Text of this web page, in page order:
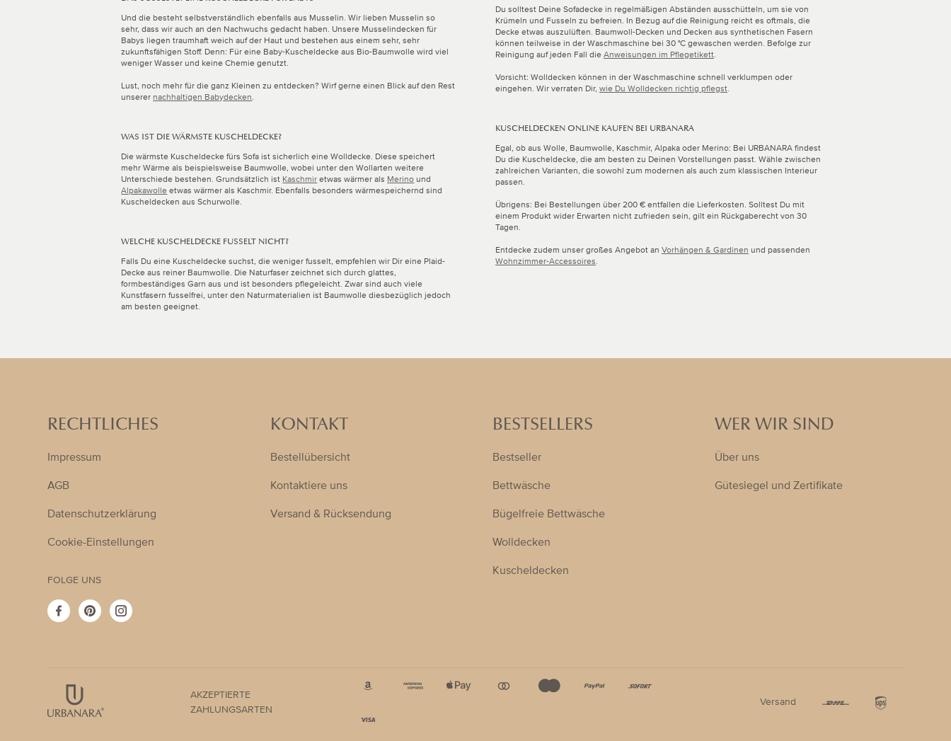
Und die besteht selbstverständlich ebenfalls aus Musselin. Wir lieben Musselin so
sehr, dass wir auch an den Nachwuchs gedacht haben. Unsere Musselindecken für
Babys liegen traumhaft weich auf der Haut und bestehen aus einem sehr, sehr
zukunftsfähigen Stoff. Denn: Für eine Baby-Kuscheldecke aus Bio-Baumwolle wird viel
weniger Wasser und keine Chemie genutzt.
Lust, noch mehr für die ganz Kleinen zu entdecken? Wirf gerne einen Blick auf den Rest
unserer nachhaltigen Babydecken.
WAS IST DIE WÄRMSTE KUSCHELDECKE?
Die wärmste Kuscheldecke fürs Sofa ist sicherlich eine Wolldecke. Diese speichert
mehr Wärme als beispielsweise Baumwolle, wobei unter den Wollarten weitere
Unterschiede bestehen. Grundsätzlich ist Kaschmir etwas wärmer als Merino und
Alpakawolle etwas wärmer als Kaschmir. Ebenfalls besonders wärmespeichernd sind
Kuscheldecken aus Schurwolle.
WELCHE KUSCHELDECKE FUSSELT NICHT?
Falls Du eine Kuscheldecke suchst, die weniger fusselt, empfehlen wir Dir eine Plaid-
Decke aus reiner Baumwolle. Die Naturfaser zeichnet sich durch glattes,
formbeständiges Garn aus und ist besonders pflegeleicht. Zwar sind auch viele
Kunstfasern fusselfrei, unter den Naturmaterialien ist Baumwolle diesbezüglich jedoch
am besten geeignet.
Du solltest Deine Sofadecke in regelmäßigen Abständen ausschütteln, um sie von
Krümeln und Fusseln zu befreien. In Bezug auf die Reinigung reicht es oftmals, die
Decke etwas auszulüften. Baumwoll-Decken und Decken aus synthetischen Fasern
können teilweise in der Waschmaschine bei 30 °C gewaschen werden. Befolge zur
Reinigung auf jeden Fall die Anweisungen im Pflegetikett.
Vorsicht: Wolldecken können in der Waschmaschine schnell verklumpen oder
eingehen. Wir verraten Dir, wie Du Wolldecken richtig pflegst.
KUSCHELDECKEN ONLINE KAUFEN BEI URBANARA
Egal, ob aus Wolle, Baumwolle, Kaschmir, Alpaka oder Merino: Bei URBANARA findest
Du die Kuscheldecke, die am besten zu Deinen Vorstellungen passt. Wähle zwischen
zahlreichen Varianten, die sowohl zum modernen als auch zum klassischen Interieur
passen.
Übrigens: Bei Bestellungen über 200 € entfallen die Lieferkosten. Solltest Du mit
einem Produkt wider Erwarten nicht zufrieden sein, gilt ein Rückgaberecht von 30
Tagen.
Entdecke zudem unser großes Angebot an Vorhängen & Gardinen und passenden
Wohnzimmer-Accessoires.
RECHTLICHES
Impressum
AGB
Datenschutzerklärung
Cookie-Einstellungen
FOLGE UNS
FacebookPinterestInstagram
KONTAKT
Bestellübersicht
Kontaktiere uns
Versand & Rücksendung
BESTSELLERS
Bestseller
Bettwäsche
Bügelfreie Bettwäsche
Wolldecken
Kuscheldecken
WER WIR SIND
Über uns
Gütesiegel und Zertifikate
AKZEPTIERTE
ZAHLUNGSARTEN
Versand